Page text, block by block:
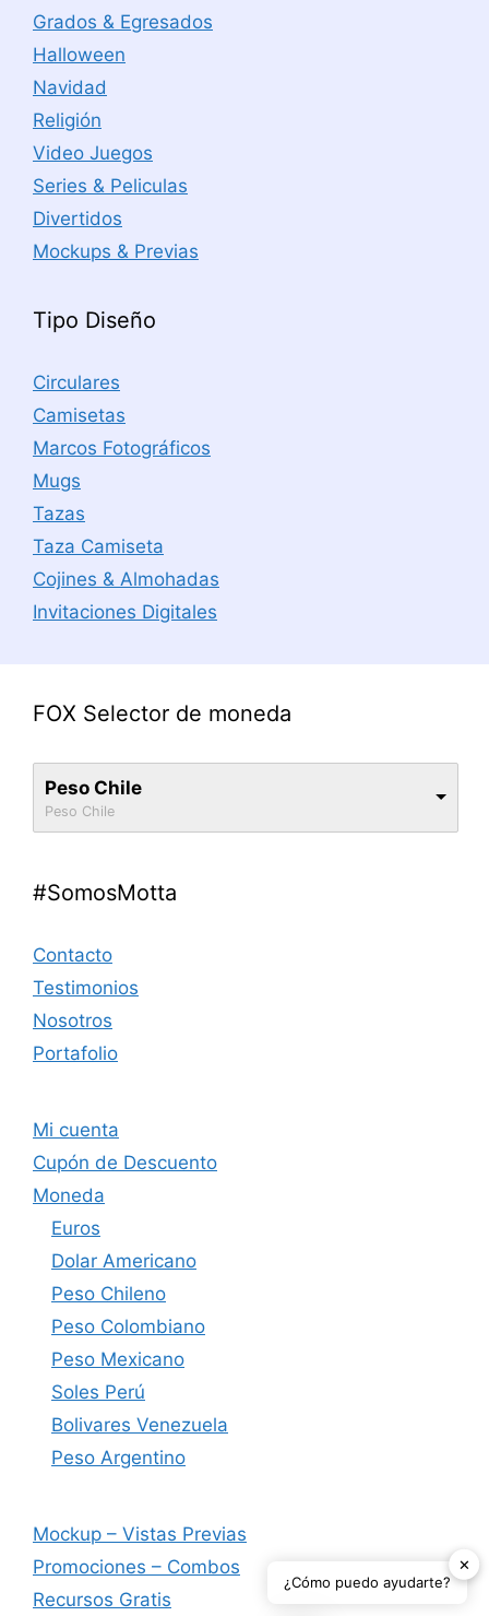
Grados & Egresados
Halloween
Navidad
Religión
Video Juegos
Series & Peliculas
Divertidos
Mockups & Previas
Tipo Diseño
Circulares
Camisetas
Marcos Fotográficos
Mugs
Tazas
Taza Camiseta
Cojines & Almohadas
Invitaciones Digitales
FOX Selector de moneda
Peso Chile
Peso Chile
#SomosMotta
Contacto
Testimonios
Nosotros
Portafolio
Mi cuenta
Cupón de Descuento
Moneda
Euros
Dolar Americano
Peso Chileno
Peso Colombiano
Peso Mexicano
Soles Perú
Bolivares Venezuela
Peso Argentino
Mockup – Vistas Previas
Promociones – Combos
Recursos Gratis
✕
¿Cómo puedo ayudarte?